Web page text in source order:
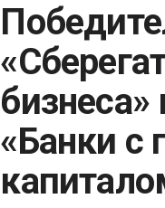
бизнеса»
«Банки с